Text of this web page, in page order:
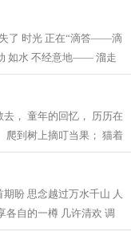
了 时光 正在“滴答——滴
如水 不经意地—— 溜走
， 童年的回忆， 历历在
到树上摘叮当果； 猫着
盼 思念越过万水千山 人
各自的一樽 几许清欢 调